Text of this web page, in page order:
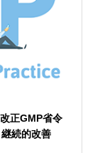
正GMP省令
続的改善